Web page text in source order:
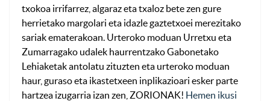
txokoa irrifarrez, algaraz eta txaloz bete zen gure
herrietako margolari eta idazle gaztetxoei merezitako
sariak ematerakoan. Urteroko moduan Urretxu eta
Zumarragako udalek haurrentzako Gabonetako
Lehiaketak antolatu zituzten eta urteroko moduan
haur, guraso eta ikastetxeen inplikazioari esker parte
hartzea izugarria izan zen, ZORIONAK! Hemen ikusi